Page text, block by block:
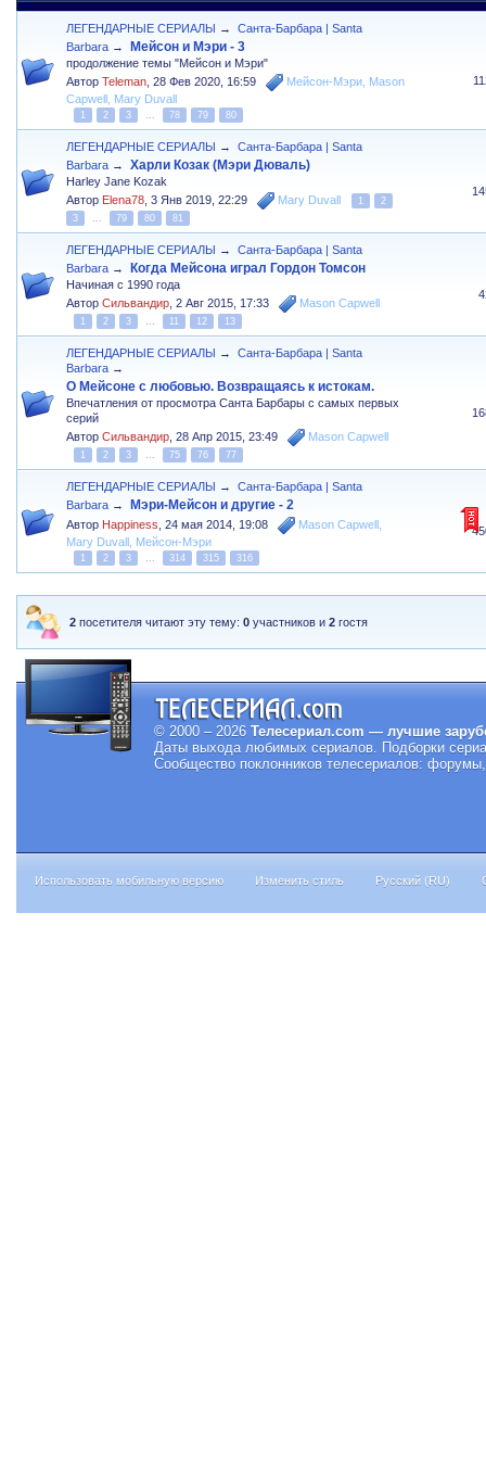
ЛЕГЕНДАРНЫЕ СЕРИАЛЫ →
Санта-Барбара | Santa
Barbara → Мейсон и Мэри - 3
продолжение темы "Мейсон и Мэри"
АвторTeleman ,28 Фев 2020, 16:59 Мейсон-Мэри Mason
Capwell Mary Duvall
1 2 3 ... 78 79 80
ЛЕГЕНДАРНЫЕ СЕРИАЛЫ →
Санта-Барбара | Santa
Barbara → Харли Козак (Мэри Дюваль)
Harley Jane Kozak
Автор Elena78 ,3 Янв 2019, 22:29 Mary Duvall 1
2
3
... 79 80 81
ЛЕГЕНДАРНЫЕ СЕРИАЛЫ →
Санта-Барбара | Santa
Barbara → Когда Мейсона играл Гордон Томсон
Начиная с 1990 года
АвторСильвандир ,2 Авг 2015, 17:33 Mason Capwell
1 2 3 ... 11 12 13
ЛЕГЕНДАРНЫЕ СЕРИАЛЫ →
Санта-Барбара | Santa
Barbara →
О Мейсоне с любовью. Возвращаясь к истокам.
Впечатления от просмотра Санта Барбары с самых первых
серий
АвторСильвандир ,28 Апр 2015, 23:49 Mason Capwell
1 2 3 ... 75 76 77
ЛЕГЕНДАРНЫЕ СЕРИАЛЫ →
Санта-Барбара | Santa
Barbara → Мэри-Мейсон и другие - 2
Автор Happiness ,24 мая 2014, 19:08 Mason Capwell
Mary Duvall Мейсон-Мэри
1 2 3 ... 314 315 316
2 посетителя читают эту тему:0 участников и2 гостя
© 2000 – 2026 Телесериал.com — лучшие
Даты выхода любимых сериалов. Подборки
Сообщество поклонников телесериалов:
Использовать мобильную версию Изменить стиль Русский (RU)